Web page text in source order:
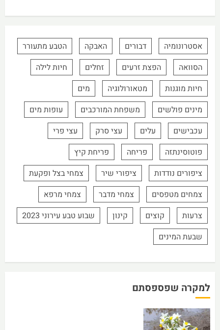
אסטרונומיה דבורים האבקה
הטבע מתעורר
הסוואה
הפצת זרעים זחלים
חיות לילה
חיות מוגנות
מטאורולוגיה
מים
מינים פולשים
משפחת המורכבים
עופות מים
עכבישים
עלים עצי סרק
עצי פרי
פוטוסינתזה
פריחה
פריחת קיץ
ציפורים נודדות
ציפורי שיר
צמחי בצל ופקעת
צמחים מטפסים
צמחי מדבר
צמחי מרפא
צרעות
קוצים קינון
שבוע טבע עירוני 2023
שבעת המינים
למקרה שפספסתם